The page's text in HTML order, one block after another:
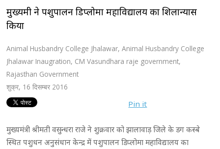
मुख्यमंत्री ने पशुपालन डिप्लोमा महाविद्यालय का शिलान्यास
किया
Animal Husbandry College Jhalawar,Animal Husbandry College
Jhalawar Inaugration, CM Vasundhara raje government,
Rajasthan Government
शुक्र, 16 दिसम्बर 2016
Pin it
मुख्यमंत्री श्रीमती वसुन्धरा राजे ने शुक्रवार को झालावाड़ जिले के डग कस्बे
स्थित पशुधन अनुसंधान केन्द्र में पशुपालन डिप्लोमा महाविद्यालय का